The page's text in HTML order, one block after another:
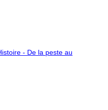
- De la peste au